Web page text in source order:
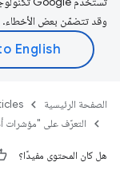
وقد تتضمّن بعض الأخطاء.
الصفحة الرئيسية
التعرّف على "مؤشرات
هل كان المحتوى مفيدًا؟